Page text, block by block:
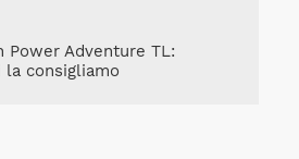
Power Adventure TL:
la consigliamo